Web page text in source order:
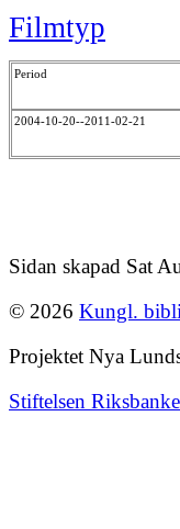
Filmtyp
Period
2004-10-20--2011-02-21
Sidan skapad Sat
© 2026 Kungl.
Projektet Nya
Stiftelsen